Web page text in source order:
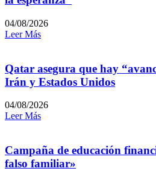
04/08/2026
Leer Más
Qatar asegura que hay
Irán y Estados Unidos
04/08/2026
Leer Más
Campaña de educación
falso familiar»